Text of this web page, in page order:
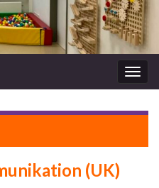
(UK)